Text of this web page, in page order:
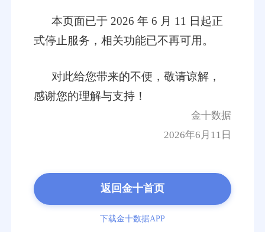
本页面已于 2026 年 6 月 11 日起正
式停止服务，相关功能已不再可用。
对此给您带来的不便，敬请谅解，
感谢您的理解与支持！
金十数据
2026年6月11日
返回金十首页
下载金十数据APP